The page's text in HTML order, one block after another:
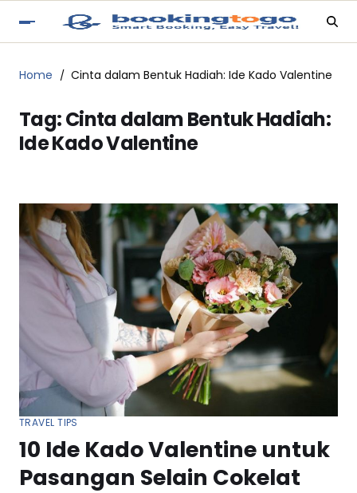
Home Cinta dalam Bentuk Hadiah: Ide Kado Valentine
Tag:Cinta dalam Bentuk Hadiah:
Ide Kado Valentine
TRAVEL TIPS
10 Ide Kado Valentine untuk
Pasangan Selain Cokelat